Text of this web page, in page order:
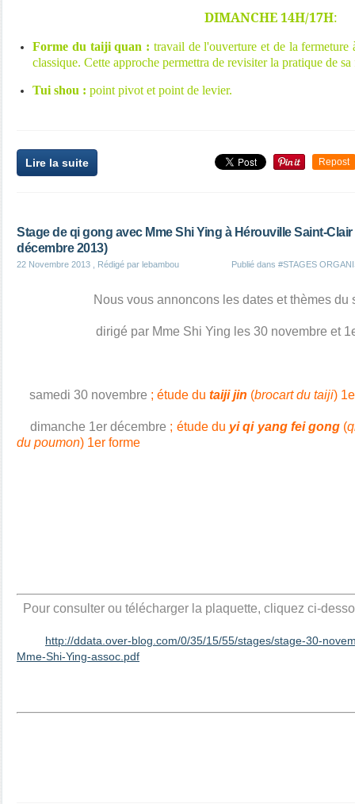
DIMANCHE 14H/17H:
Forme du taiji quan : travail de l'ouverture et de la fermeture
classique. Cette approche permettra de revisiter la pratique de
Tui shou : point pivot et point de levier.
Lire la suite Repost
Stage de qi gong avec Mme Shi Ying à Hérouville Saint-
décembre 2013)
22 Novembre 2013 , Rédigé par lebambou Publié dans #STAGES
Nous vous annoncons les dates et thèmes du
dirigé par Mme Shi Ying les 30 novembre et
samedi 30 novembre ; étude du taiji jin (brocart du taiji)
dimanche 1er décembre ; étude du yi qi yang fei gong(
du poumon) 1er forme
Pour consulter ou télécharger la plaquette, cliquez ci-
http://ddata.over-blog.com/0/35/15/55/stages/stage-30-
Mme-Shi-Ying-assoc.pdf